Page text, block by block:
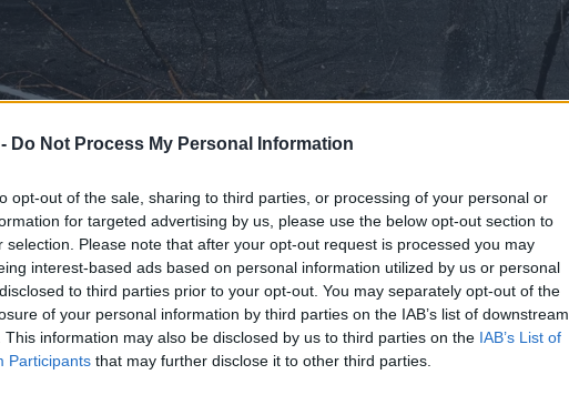
Do Not Process My Personal Information
opt-out of the sale, sharing to third parties, or processing of your personal or
for targeted advertising by us, please use the below opt-out section to
selection. Please note that after your opt-out request is processed you may
interest-based ads based on personal information utilized by us or personal
to third parties prior to your opt-out. You may separately opt-out of the
of your personal information by third parties on the IAB’s list of downstream
This information may also be disclosed by us to third parties on the IAB’s List of
Participants that may further disclose it to other third parties.